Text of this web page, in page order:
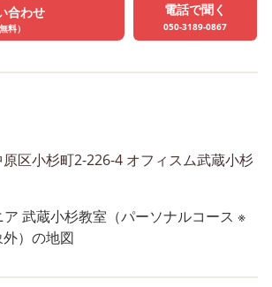
じめに文
やすい見本
ていきま
マス目を
す！ 同
とで、今自
いるか お
やすくなり
のどのあた
ど 自分のつ
合わせ
無料）
電話で聞く
050-3189-0867
区小杉町2-226-4 オフィスム武蔵小杉